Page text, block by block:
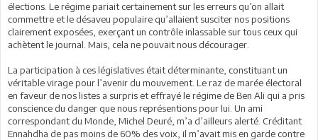
élections. Le régime pariait certainement sur les erreurs qu’on allait
commettre et le désaveu populaire qu’allaient susciter nos positions
clairement exposées, exerçant un contrôle inlassable sur tous ceux qui
achètent le journal. Mais, cela ne pouvait nous décourager.
La participation à ces législatives était déterminante, constituant un
véritable virage pour l’avenir du mouvement. Le raz de marée électoral
en faveur de nos listes a surpris et effrayé le régime de Ben Ali qui a pris
conscience du danger que nous représentions pour lui. Un ami
correspondant du Monde, Michel Deuré, m’a d’ailleurs alerté. Créditant
Ennahdha de pas moins de 60% des voix, il m’avait mis en garde contre